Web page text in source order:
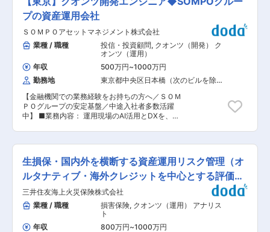
ロント業務に携わる担当者として入社いただいた
のち、ご希望や適正に応じてマネジメントポジシ
ョンへの挑戦も可能です。 ■当社の特徴： ◎運用
体制 ・FFGでは、傘下の子銀行が個々に有価証券
投資を行うのではなく、持株会社であるFFGに人
員などのリソースを集中させてグループ一体運用
を行う体制をとっています。経営統合が進む地方
銀行のなかでは特徴のある取り組みを行っており
ます。 ・運用金額や組織体制（フロント50名程
度、バックオフィス50名程度）と地域金融機関の
中では最大級規模です。 ◎運用子会社の設立 ・
FFG投信株式会社を設立（現在の投資家はFFG傘
したFFG有価証券投資の多様化を推し進めており
ます。 ・現在の商品ラインナップは、株式・
ルチアセットファンドを銀行本体と協業しながら
企画し、運用にあたっております。 変更の範囲：
会社の定める業務
への投資 ・クレジットファンドへの投資 ・その
他クレジットリスクテイクの企画立案（新戦略検
討など） ■配属部署： FFG市場統括部 戦略投資
グループ（東京拠点） ※福岡と東京の二拠点で運
用業務を行っています。 ・福岡拠点：円債投資、
円貨資金繰り、お客様向けの外国為替・デリバテ
ィブ ・東京拠点：外債投資、外貨資金繰り、株
式・不動産投資、プライベートアセット投資、マ
ルチアセット投資 ■本ポジションの魅力： ◎バッ
クオフィスにも相応の人員やシステムを投下して
おり、地域金融機関の中では運用の柔軟性やスコ
ープが広いと自負しております。 ◎市場部門収益
がグループ収益に占める割合が大きいことから、
経営陣との距離も近く、闊達なコミュニケーショ
らの転職者など、多岐にわたるバックグランドの
人財と協働していただけます。 ◎フロント業務に
携わる担当者として入社いただいたのち、ご希望
や適正に応じてマネジメントポジションへの挑戦
も可能です。 ■当社の特徴： ◎運用体制 ・FFG
では、傘下の子銀行が個々に有価証券投資を行う
のではなく、持株会社であるFFGに人員などのリ
ソースを集中させてグループ一体運用を行う体制
プの資産運用会社
ＳＯＭＰＯアセットマネジメント株式会社
業種 / 職種
投信・投資顧問, クオンツ（開発） ク
オンツ（運用）
年収
500万円~1000万円
勤務地
東京都中央区日本橋（次のビルを除
【金融機関での業務経験をお持ちの方へ／ＳＯＭ
ＰＯグループの安定基盤／中途入社者多数活躍
中】 ■業務内容： 運用現場のAI活用とDXを、効
いただきます。運用現場と協働し、運用の投資判
断やリサーチプロセスをテクノロジーで再設計
し、バックテスト基盤や分析・自動化ツールの内
製を行いながら、運用の高度化と効率化を推し進
めます。将来的には、企画開発グループを率いる
マネージャーとして、当社の運用力強化の中核を
担っていただくことを期待します。ご本人の適性
や志向にマッチし、自ら開発・構築したツールや
データ分析モデルが既存のアルファエンジンには
生損保・国内外を横断する資産運用リスク管理（オ
ルタナティブ・海外クレジットを中心とする評価・
分析）
三井住友海上火災保険株式会社
業種 / 職種
損害保険, クオンツ（運用） アナリス
ト
年収
800万円~1000万円